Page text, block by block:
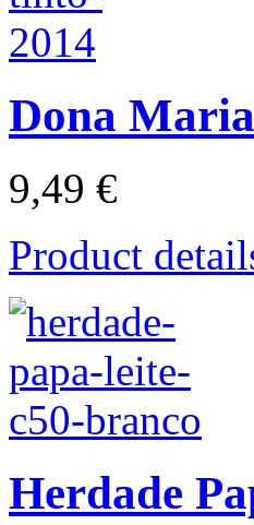
Dona
9,49 €
Product
Herdade